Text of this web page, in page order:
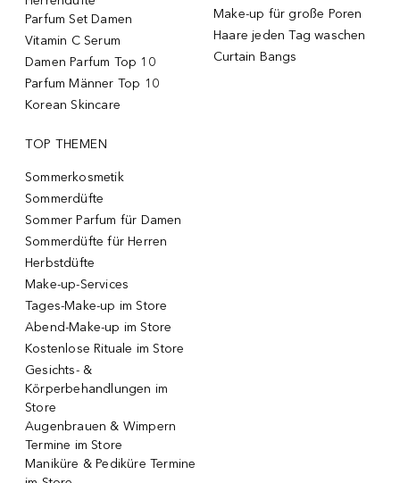
Parfum Set Damen
Vitamin C Serum
Damen Parfum Top 10
Parfum Männer Top 10
Korean Skincare
Make-up für große Poren
Haare jeden Tag waschen
Curtain Bangs
TOP THEMEN
Sommerkosmetik
Sommerdüfte
Sommer Parfum für Damen
Sommerdüfte für Herren
Herbstdüfte
Make-up-Services
Tages-Make-up im Store
Abend-Make-up im Store
Kostenlose Rituale im Store
Gesichts- &
Körperbehandlungen im
Store
Augenbrauen & Wimpern
Termine im Store
Maniküre & Pediküre Termine